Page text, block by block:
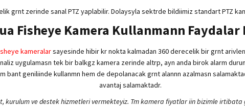
grnt zerinde sanal PTZ yaplabilir. Dolaysyla sektrde bildiimiz standart PTZ
Fisheye Kamera Kullanmann Faydalar
kameralarsayesinde hibir kr nokta kalmadan 360 derecelik bir grnt
uygulamasn tek bir balkgz kamera zerinde altrp, ayn anda birok alarm
bant geniliinde kullanmn hem de depolanacak grnt alannn azalmasn
avantaj salamaktadr.
kurulum ve destek hizmetleri vermekteyiz. Tm kamera fiyatlar iin bizimle